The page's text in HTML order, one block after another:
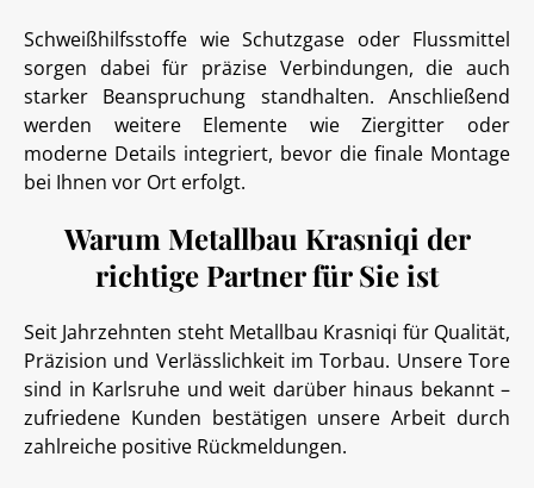
Schweißhilfsstoffe wie Schutzgase oder Flussmittel
sorgen dabei für präzise Verbindungen, die auch
starker Beanspruchung standhalten. Anschließend
werden weitere Elemente wie Ziergitter oder
moderne Details integriert, bevor die finale Montage
bei Ihnen vor Ort erfolgt.
Warum Metallbau Krasniqi der
richtige Partner für Sie ist
Seit Jahrzehnten steht Metallbau Krasniqi für Qualität,
Präzision und Verlässlichkeit im Torbau. Unsere Tore
sind in Karlsruhe und weit darüber hinaus bekannt –
zufriedene Kunden bestätigen unsere Arbeit durch
zahlreiche positive Rückmeldungen.